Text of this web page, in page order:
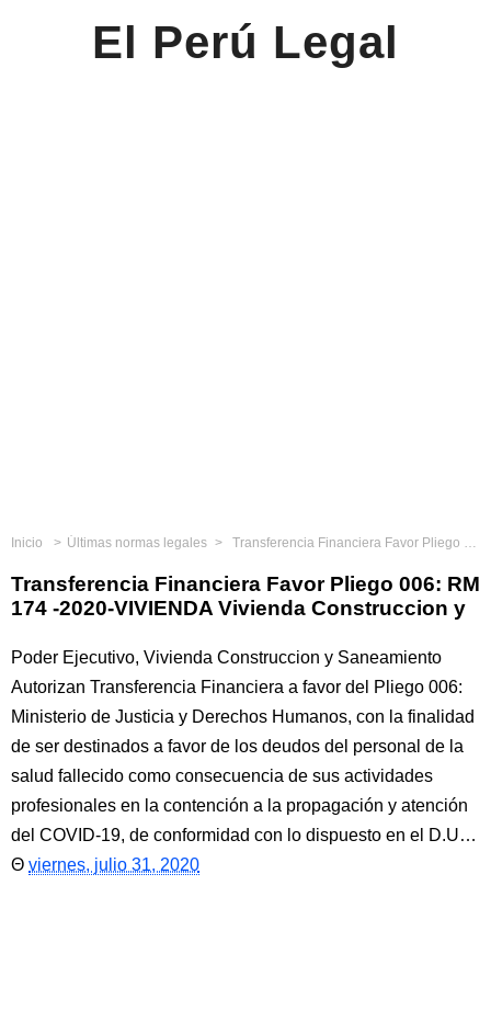
El Perú Legal
Inicio Últimas normas legales Transferencia Financiera Favor Pliego 006: RM 174 -2020-VIVIENDA Vivienda Construccion y
Transferencia Financiera Favor Pliego 006: RM
174 -2020-VIVIENDA Vivienda Construccion y
Poder Ejecutivo, Vivienda Construccion y Saneamiento
Autorizan Transferencia Financiera a favor del Pliego 006:
Ministerio de Justicia y Derechos Humanos, con la finalidad
de ser destinados a favor de los deudos del personal de la
salud fallecido como consecuencia de sus actividades
profesionales en la contención a la propagación y atención
del COVID-19, de conformidad con lo dispuesto en el D.U…
viernes, julio 31, 2020